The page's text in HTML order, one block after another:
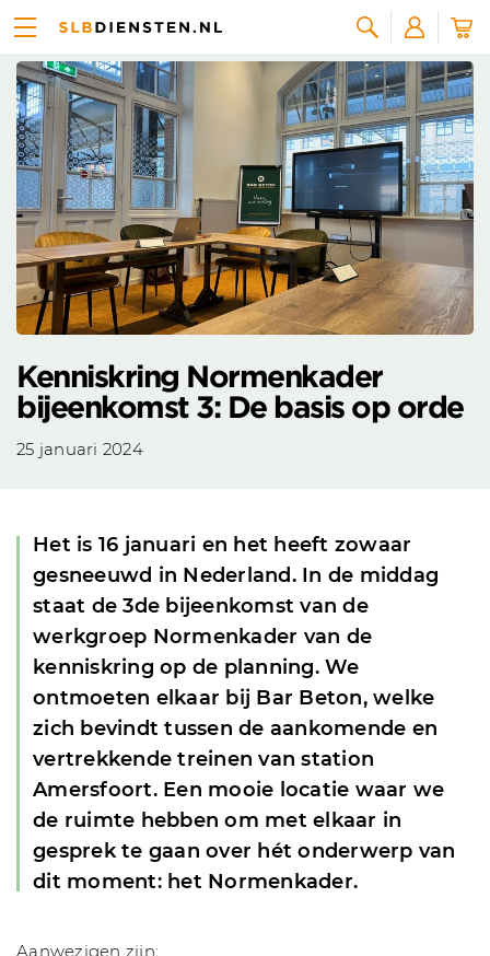
Zoeken
Nieuws overzicht
Kenniskring Normenkader
bijeenkomst 3: De basis op orde
25 januari 2024
Het is 16 januari en het heeft zowaar
gesneeuwd in Nederland. In de middag
staat de 3de bijeenkomst van de
werkgroep Normenkader van de
kenniskring op de planning. We
ontmoeten elkaar bij Bar Beton, welke
zich bevindt tussen de aankomende en
vertrekkende treinen van station
Amersfoort. Een mooie locatie waar we
de ruimte hebben om met elkaar in
gesprek te gaan over hét onderwerp van
dit moment: het Normenkader.
Aanwezigen zijn: